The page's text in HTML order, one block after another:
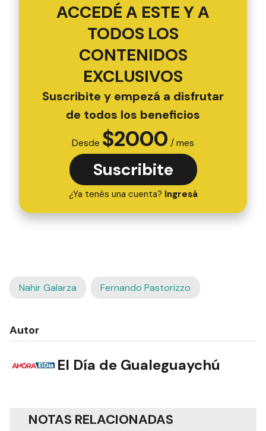
ACCEDÉ A ESTE Y A
TODOS LOS
CONTENIDOS
EXCLUSIVOS
Suscribite y empezá a disfrutar
de todos los beneficios
Desde $2000 / mes
Suscribite
¿Ya tenés una cuenta? Ingresá
Nahir Galarza Fernando Pastorizzo
Autor
El Día de Gualeguaychú
NOTAS RELACIONADAS